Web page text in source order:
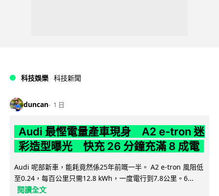
科技娛樂 科技新聞
duncan 1 日
Audi 最慳電量產車現身 A2 e-tron 迷
彩造型曝光 快充 26 分鐘充滿 8 成電
Audi 呢部新車，能耗竟然係25年前嘅一半。 A2 e-tron 風阻低
至0.24，每百公里只需12.8 kWh，一度電行到7.8公里。6...
閱讀全文